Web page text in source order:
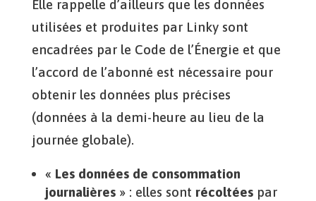
Elle rappelle d’ailleurs que les données
utilisées et produites par Linky sont
encadrées par le Code de l’Énergie et que
l’accord de l’abonné est nécessaire pour
obtenir les données plus précises
(données à la demi-heure au lieu de la
journée globale).
« Les données de consommation
journalières» : elles sont récoltéespar